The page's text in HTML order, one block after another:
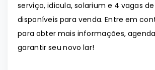
serviço, idicula, solarium e 4 vagas
disponíveis para venda. Entre em
para obter mais informações,
garantir seu novo lar!